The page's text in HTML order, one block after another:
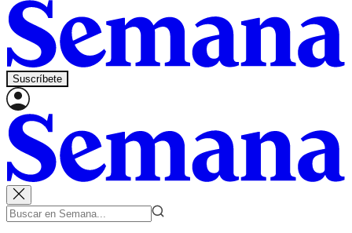
Suscríbete